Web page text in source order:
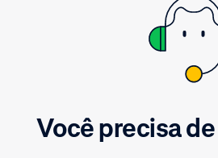
Você precisa